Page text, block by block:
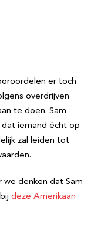
er toch
overdrijven
te doen. Sam
iemand écht op
zal leiden tot
denken dat Sam
deze Amerikaan